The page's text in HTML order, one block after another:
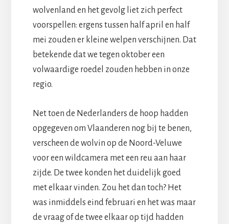
wolvenland en het gevolg liet zich perfect
voorspellen: ergens tussen half april en half
mei zouden er kleine welpen verschijnen. Dat
betekende dat we tegen oktober een
volwaardige roedel zouden hebben in onze
regio.
Net toen de Nederlanders de hoop hadden
opgegeven om Vlaanderen nog bij te benen,
verscheen de wolvin op de Noord-Veluwe
voor een wildcamera met een reu aan haar
zijde. De twee konden het duidelijk goed
met elkaar vinden. Zou het dan toch? Het
was inmiddels eind februari en het was maar
de vraag of de twee elkaar op tijd hadden